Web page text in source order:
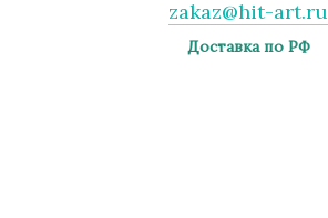
zakaz@hit-art.ru
Доставка по РФ